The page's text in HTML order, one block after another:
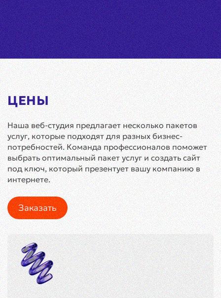
ЦЕНЫ
Наша веб-студия предлагает несколько пакетов
услуг, которые подходят для разных бизнес-
потребностей. Команда профессионалов поможет
выбрать оптимальный пакет услуг и создать сайт
под ключ, который презентует вашу компанию в
интернете.
Заказать